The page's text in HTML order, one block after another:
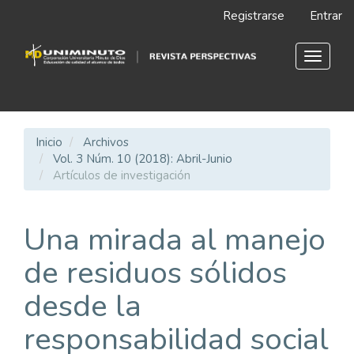
Contenido
principal
Registrarse Entrar
Toggle
Inicio
Archivos
Vol. 3 Núm. 10 (2018): Abril-Junio
Artículos de investigación
Una mirada al manejo
de residuos sólidos
desde la
responsabilidad social